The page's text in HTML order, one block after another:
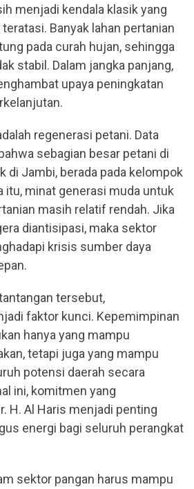
menjadi kendala klasik yang
Banyak lahan pertanian
pada curah hujan, sehingga
stabil. Dalam jangka panjang,
upaya peningkatan
regenerasi petani. Data
sebagian besar petani di
di Jambi, berada pada kelompok
itu, minat generasi muda untuk
masih relatif rendah. Jika
diantisipasi, maka sektor
krisis sumber daya
tersebut,
faktor kunci. Kepemimpinan
hanya yang mampu
tetapi juga yang mampu
potensi daerah secara
ini, komitmen yang
H. Al Haris menjadi penting
energi bagi seluruh perangkat
sektor pangan harus mampu